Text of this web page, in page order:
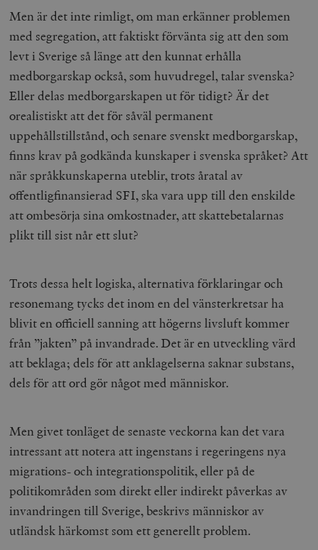
Men är det inte rimligt, om man erkänner problemen
med segregation, att faktiskt förvänta sig att den som
levt i Sverige så länge att den kunnat erhålla
medborgarskap också, som huvudregel, talar svenska?
Eller delas medborgarskapen ut för tidigt? Är det
orealistiskt att det för såväl permanent
uppehållstillstånd, och senare svenskt medborgarskap,
finns krav på godkända kunskaper i svenska språket? Att
när språkkunskaperna uteblir, trots åratal av
offentligfinansierad SFI, ska vara upp till den enskilde
att ombesörja sina omkostnader, att skattebetalarnas
plikt till sist når ett slut?
Trots dessa helt logiska, alternativa förklaringar och
resonemang tycks det inom en del vänsterkretsar ha
blivit en officiell sanning att högerns livsluft kommer
från ”jakten” på invandrade. Det är en utveckling värd
att beklaga; dels för att anklagelserna saknar substans,
dels för att ord gör något med människor.
Men givet tonläget de senaste veckorna kan det vara
intressant att notera att ingenstans i regeringens nya
migrations- och integrationspolitik, eller på de
politikområden som direkt eller indirekt påverkas av
invandringen till Sverige, beskrivs människor av
utländsk härkomst som ett generellt problem.